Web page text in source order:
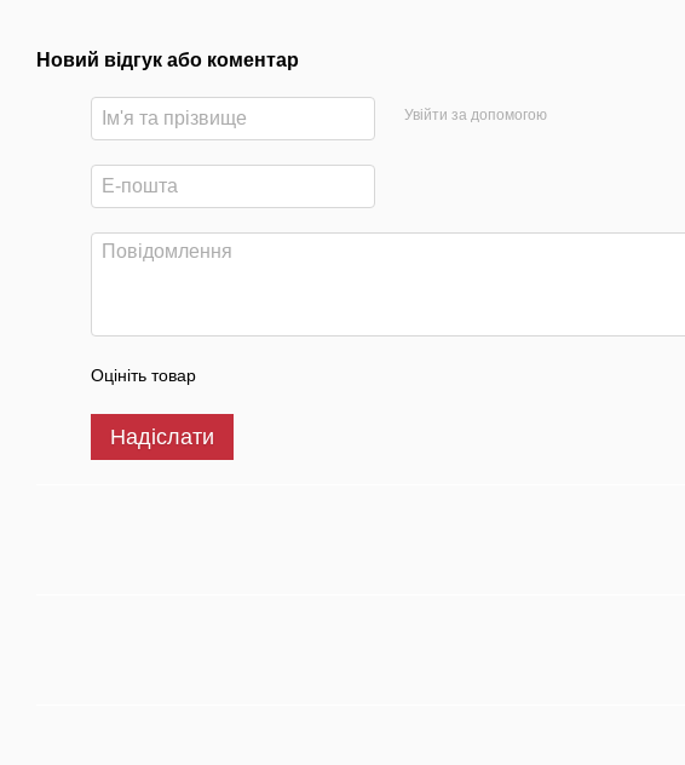
Новий відгук або коментар
Увійти за допомогою
Оцініть товар
Надіслати